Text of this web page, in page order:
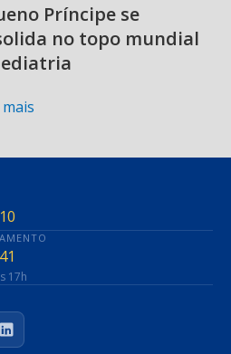
Príncipe se
no topo mundial
17h
LinkedIn